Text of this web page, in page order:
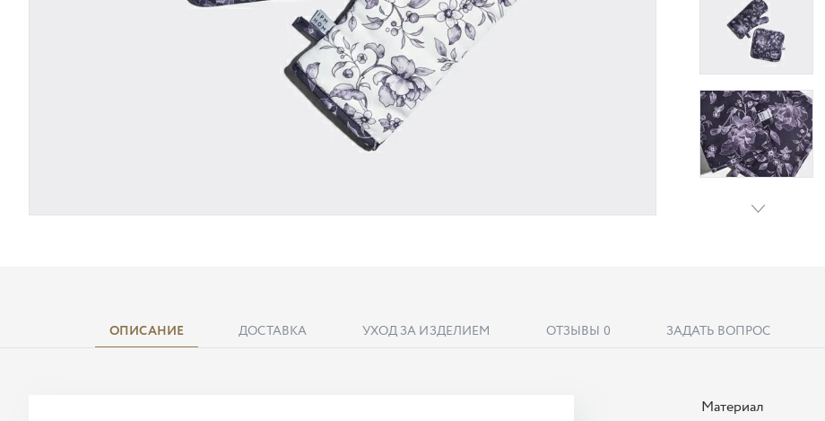
ОПИСАНИЕ ДОСТАВКА УХОД ЗА ИЗДЕЛИЕМ ОТЗЫВЫ 0 ЗАДАТЬ ВОПРОС
Материал